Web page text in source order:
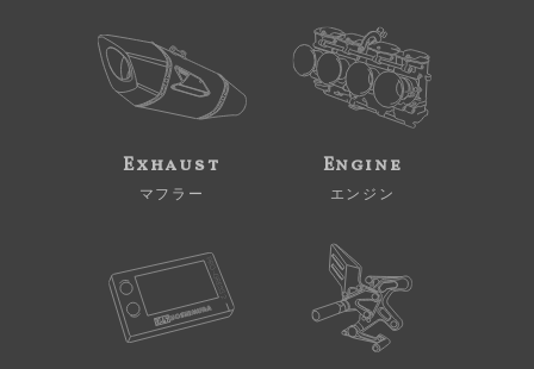
Exhaust
マフラー
Engine
エンジン